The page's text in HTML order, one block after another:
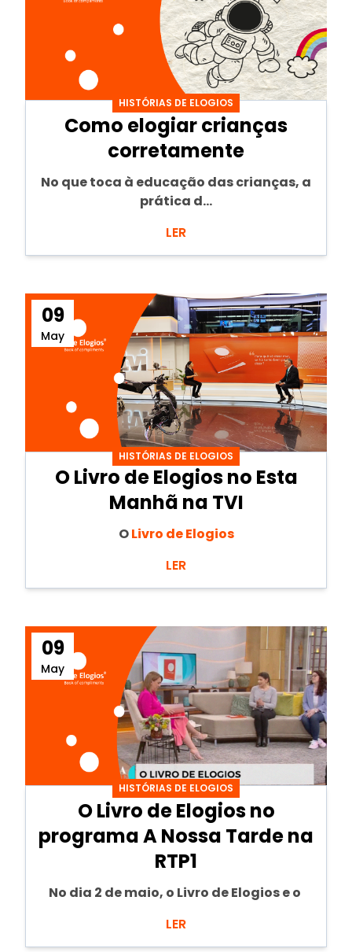
HISTÓRIAS DE ELOGIOS
Como elogiar crianças
corretamente
No que toca à educação das crianças, a
prática d...
LER
09
May
HISTÓRIAS DE ELOGIOS
O Livro de Elogios no Esta
Manhã na TVI
OLivro de Elogios
LER
09
May
HISTÓRIAS DE ELOGIOS
O Livro de Elogios no
programa A Nossa Tarde na
RTP1
No dia 2 de maio, o Livro de Elogios e o
LER